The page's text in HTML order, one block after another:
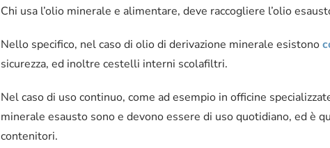
Chi usa l’olio minerale e alimentare, deve raccogliere l’olio
Nello specifico, nel caso di olio di derivazione minerale esistono
sicurezza, ed inoltre cestelli interni scolafiltri.
Nel caso di uso continuo, come ad esempio in officine
minerale esausto sono e devono essere di uso quotidiano, ed è
contenitori.